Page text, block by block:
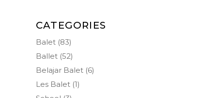
CATEGORIES
Balet (83)
Ballet (52)
Belajar Balet (6)
Les Balet (1)